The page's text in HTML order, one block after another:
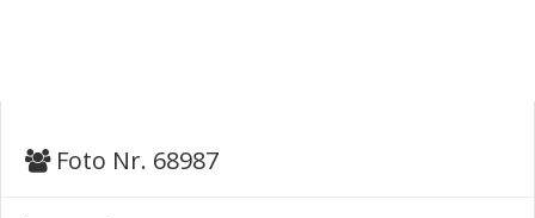
Foto Nr. 68987